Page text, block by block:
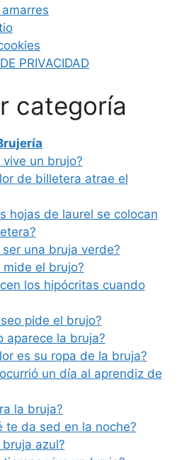
PRIVACIDAD
categoría
vive un brujo?
de billetera atrae el
hojas de laurel se colocan
ser una bruja verde?
mide el brujo?
los hipócritas cuando
pide el brujo?
aparece la bruja?
es su ropa de la bruja?
un día al aprendiz de
la bruja?
te da sed en la noche?
bruja azul?